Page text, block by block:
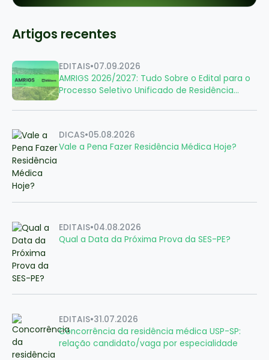
Artigos recentes
EDITAIS•07.09.2026
AMRIGS 2026/2027: Tudo Sobre o Edital para o
Processo Seletivo Unificado de Residência
DICAS•05.08.2026
Vale a Pena Fazer Residência Médica Hoje?
EDITAIS•04.08.2026
Qual a Data da Próxima Prova da SES-PE?
EDITAIS•31.07.2026
Concorrência da residência médica USP-SP:
relação candidato/vaga por especialidade